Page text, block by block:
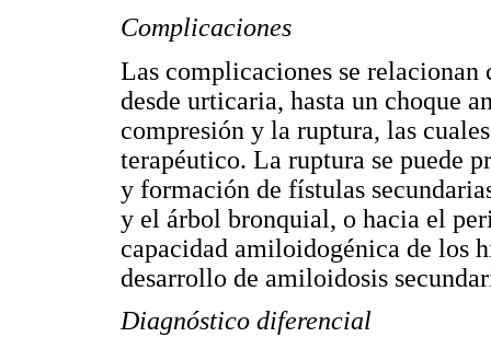
Complicaciones
Las complicaciones se relacionan
desde urticaria, hasta un choque
compresión y la ruptura, las
terapéutico. La ruptura se puede
y formación de fístulas
y el árbol bronquial, o hacia el
capacidad amiloidogénica de los
desarrollo de amiloidosis
Diagnóstico diferencial